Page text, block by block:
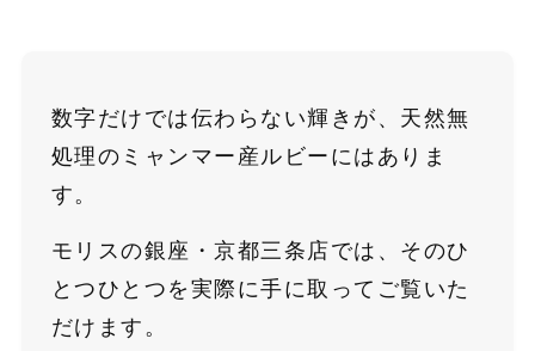
数字だけでは伝わらない輝きが、天然無
処理のミャンマー産ルビーにはありま
す。
モリスの銀座・京都三条店では、そのひ
とつひとつを実際に手に取ってご覧いた
だけます。